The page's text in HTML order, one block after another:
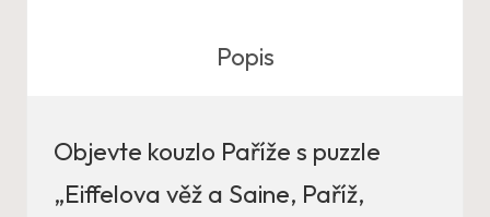
Popis
Objevte kouzlo Paříže s puzzle
„Eiffelova věž a Saine, Paříž,